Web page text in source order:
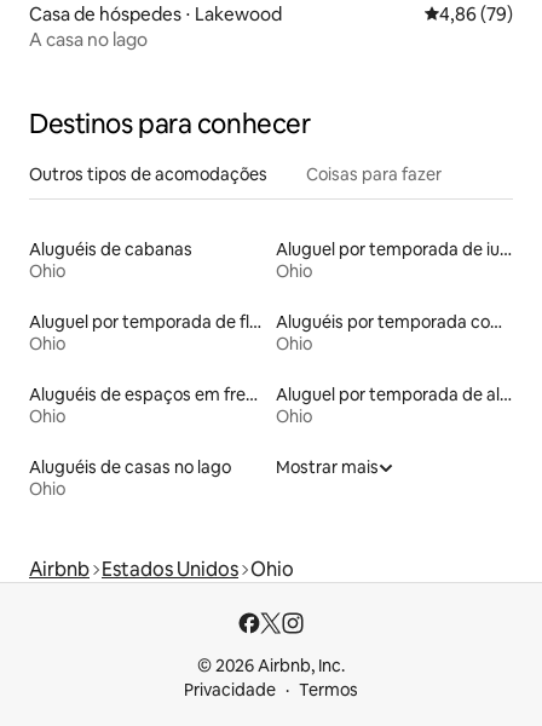
Casa de hóspedes ⋅ Lakewood 4,86 de uma
4,86 (79)
A casa no lago
Destinos para conhecer
Outros tipos de acomodações Coisas para fazer
Aluguéis de cabanas
Ohio
Aluguel por temporada de iurtas
Ohio
Aluguel por temporada de flats
Ohio
Aluguéis por temporada com acesso ao lago
Ohio
Aluguéis de espaços em frente à praia
Ohio
Aluguel por temporada de alojamentos ecológicos
Ohio
Aluguéis de casas no lago
Ohio
Mostrar mais
Airbnb Estados Unidos Ohio
© 2026 Airbnb, Inc.
Privacidade
Termos